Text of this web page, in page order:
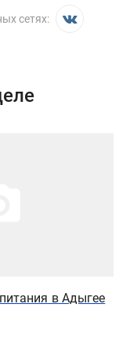
сетях:
в Адыгее